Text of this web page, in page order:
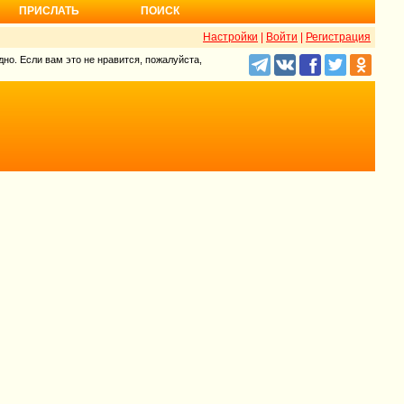
ПРИСЛАТЬ ПОИСК
Настройки Войти Регистрация
Если вам это не нравится, пожалуйста,